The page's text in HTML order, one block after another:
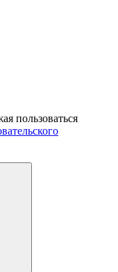
пользоваться